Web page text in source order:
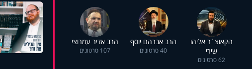
הקאוצ`ר אליהו
שירי
62 סרטונים
הרב אברהם יוסף
40 סרטונים
הרב אדיר עמרוצי
107 סרטונים